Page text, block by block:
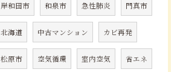
岸和田市 和泉市 急性肺炎 門真市
北海道 中古マンション カビ再発
松原市 空気循環 室内空気 省エネ